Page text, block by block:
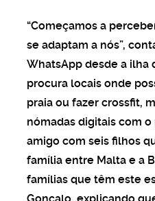
“Começamos a
se adaptam a nós”,
WhatsApp desde a ilha
procura locais onde
praia ou fazer crossfit,
nómadas digitais com
amigo com seis filhos
família entre Malta e a
famílias que têm este
Gonçalo, explicando